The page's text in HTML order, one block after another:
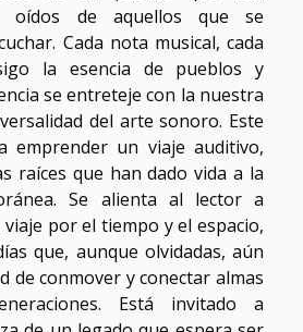
oídos de aquellos que se
Cada nota musical, cada
la esencia de pueblos y
se entreteje con la nuestra
del arte sonoro. Este
emprender un viaje auditivo,
raíces que han dado vida a la
Se alienta al lector a
por el tiempo y el espacio,
que, aunque olvidadas, aún
de conmover y conectar almas
Está invitado a